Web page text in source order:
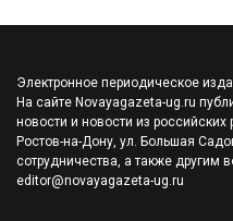
Электронное периодическое
На сайте Novayagazeta-ug.ru
новости и новости из
Ростов-на-Дону, ул. Большая
сотрудничества, а также другим
editor@novayagazeta-ug.ru